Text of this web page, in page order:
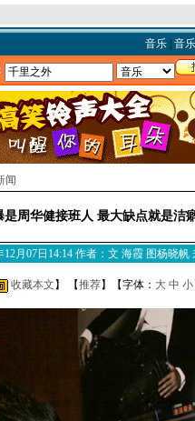
音乐| 音
闻
是周华健接班人 最大缺点就是洁
月07日14:14 作者：文 海霞 图杨晓帆
收藏本文 】 【推荐】【字体： 大 中 小